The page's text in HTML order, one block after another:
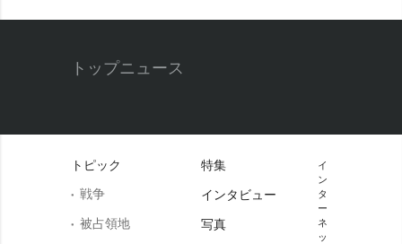
トップニュース
トピック
戦争
被占領地
特集
インタビュー
写真
イ
ン
タ
ー
ネ
ッ